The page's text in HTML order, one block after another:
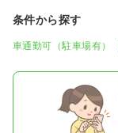
条件から探す
車通勤可（駐車場有）